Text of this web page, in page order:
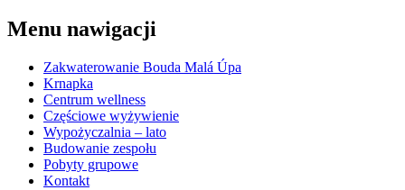
Menu nawigacji
Zakwaterowanie Bouda Malá Úpa
Krnapka
Centrum wellness
Częściowe wyżywienie
Wypożyczalnia – lato
Budowanie zespołu
Pobyty grupowe
Kontakt